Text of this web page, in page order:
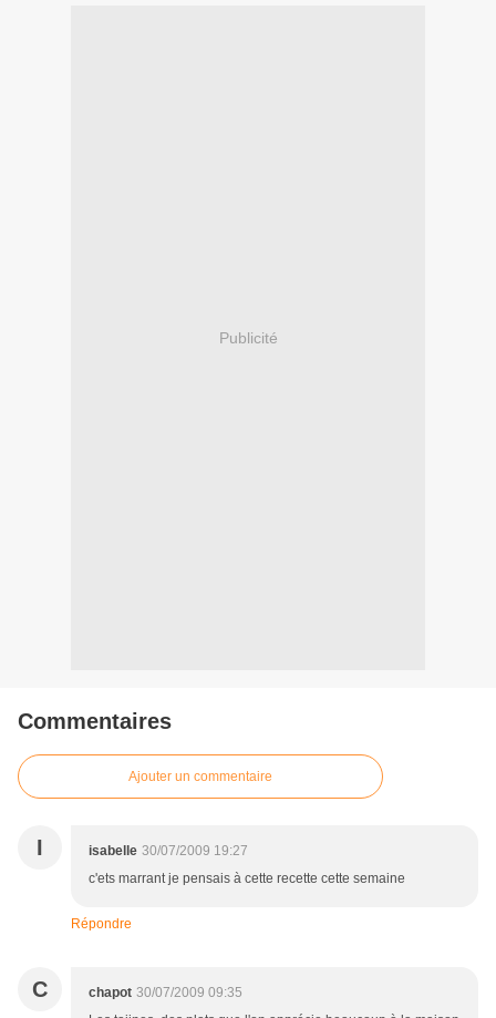
Publicité
Commentaires
Ajouter un commentaire
I isabelle 30/07/2009 19:27
c'ets marrant je pensais à cette recette cette semaine
Répondre
C chapot 30/07/2009 09:35